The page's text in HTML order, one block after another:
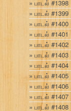
பாடல் #1398
பாடல் #1399
பாடல் #1400
பாடல் #1401
பாடல் #1402
பாடல் #1403
பாடல் #1404
பாடல் #1405
பாடல் #1406
பாடல் #1407
பாடல் #1408